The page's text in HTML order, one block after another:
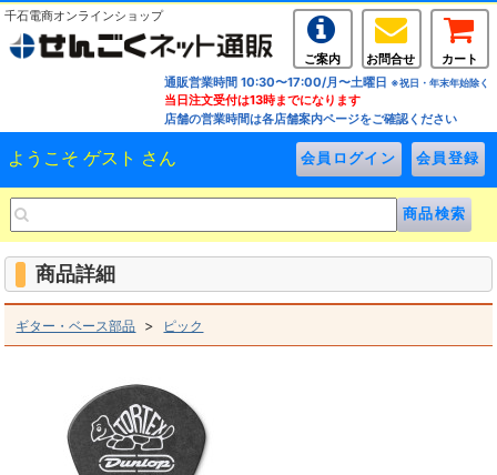
千石電商オンラインショップ
ご案内 お問合せ
カート
通販営業時間 10:30〜17:00/月〜土曜日 ※祝日・年末年始除く
当日注文受付は13時までになります
店舗の営業時間は各店舗案内ページをご確認ください
ようこそ ゲスト さん
商品詳細
ギター・ベース部品 > ピック